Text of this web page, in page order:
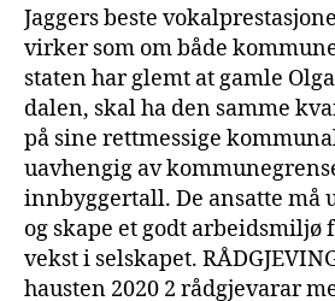
Jaggers beste
virker som om både
staten har glemt at gamle
dalen, skal ha den samme
på sine rettmessige
uavhengig av
innbyggertall. De ansatte må
og skape et godt arbeidsmiljø
vekst i selskapet.
hausten 2020 2 rådgjevarar